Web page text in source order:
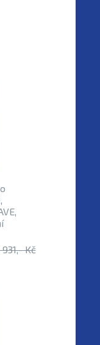
931,- Kč